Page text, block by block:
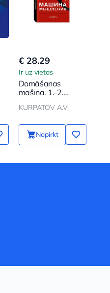
€ 28.29
Ir uz vietas
Domāšanas
mašīna. 1.-2.
KURPATOV A.V.
Nopirkt